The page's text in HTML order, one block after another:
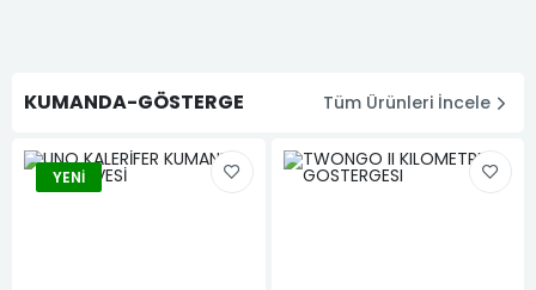
KUMANDA-GÖSTERGE Tüm Ürünleri İncele
YENI